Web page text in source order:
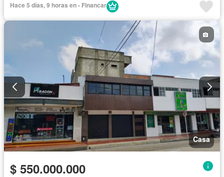
Hace 5 días, 9 horas en - Financar
Casa
$ 550.000.000